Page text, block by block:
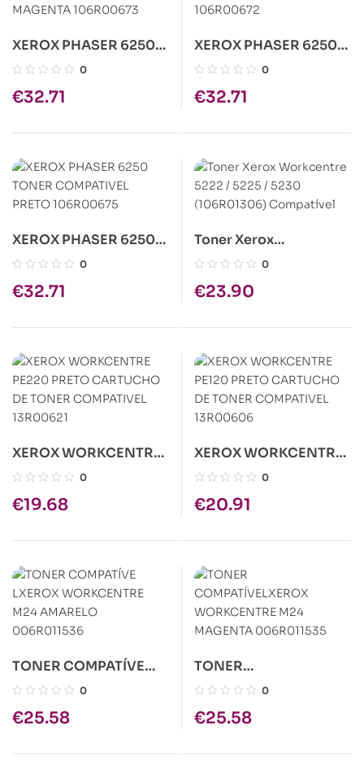
XEROX PHASER 6250
TONER COMPATÍVEL
0
€32.71
XEROX PHASER 6250
TONER COMPATIVEL
0
€32.71
XEROX PHASER 6250
TONER COMPATIVEL
0
€32.71
Toner Xerox
Workcentre 5222 /
(106R01306)
0
€23.90
XEROX WORKCENTRE
PE220 PRETO
COMPATIVEL 13R00621
0
€19.68
XEROX WORKCENTRE
PE120 PRETO
COMPATIVEL
0
€20.91
TONER COMPATÍVE
LXEROX WORKCENTRE
006R011536
0
€25.58
TONER
COMPATÍVELXEROX
MAGENTA 006R011535
0
€25.58